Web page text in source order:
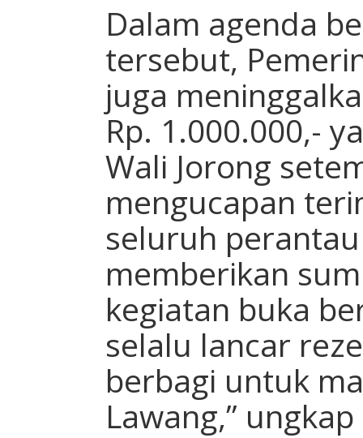
Dalam agenda
tersebut,
juga
Rp. 1.000.000,-
Wali Jorong
mengucapan
seluruh
memberikan
kegiatan buka
selalu lancar
berbagi untuk
Lawang,”